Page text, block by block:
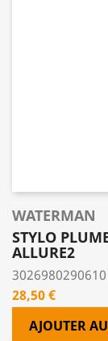
WATERMAN
STYLO
ALLURE2
3026980290610
Prix
28,50 €
AJOUTER